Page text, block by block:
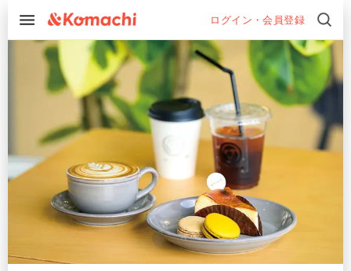
ログイン・会員登録